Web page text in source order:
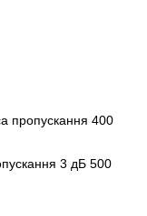
пропускання 400
3 дБ 500